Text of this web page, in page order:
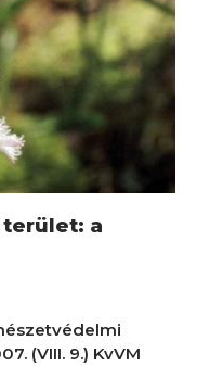
a
(VIII. 9.) KvVM